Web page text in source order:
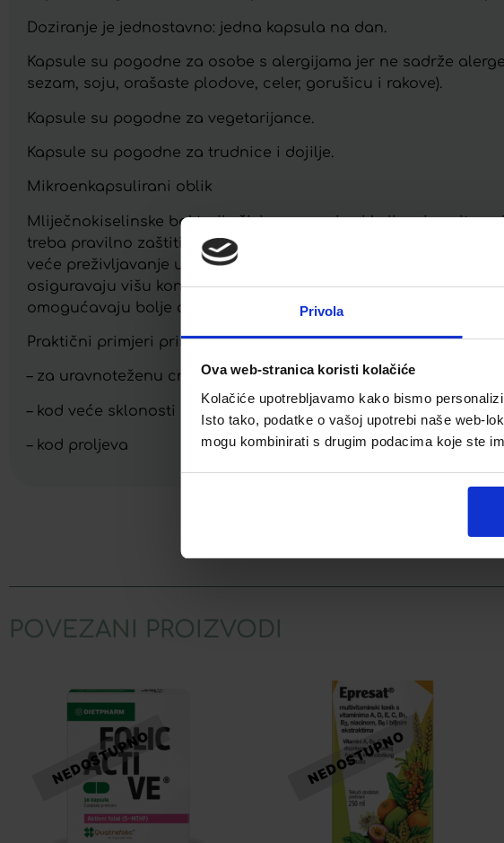
Privola
Ova web-stranica koristi kolačiće
Kolačiće upotrebljavamo kako bismo
Isto tako, podatke o vašoj upotrebi naše web-
mogu kombinirati s drugim podacima koje ste
Doziranje je jednostavno: jedna kapsula na dan.
Kapsule su pogodne za osobe s alergijama jer ne sadrže
sezam, soju, orašaste plodove, celer, gorušicu i rakove).
Kapsule su pogodne za vegetarijance.
Kapsule su pogodne za trudnice i dojilje.
Mikroenkapsulirani oblik
Mliječnokiselinske bakterije živi su organizmi koji su izrazito
treba pravilno zaštititi. Mikroenkapsulirani oblik bakterija
veće preživljavanje u probavnom sustavu u usporedbi s
osiguravaju višu koncentraciju mliječnokiselinskih bakterija
omogućavaju bolje djelovanje.
Praktični primjeri primjene Waya® Biotic D kapsula3:
– za uravnoteženu crijevnu mikrofloru i normalno
– kod veće sklonosti probavnim smetnjama
– kod proljeva
POVEZANI PROIZVODI